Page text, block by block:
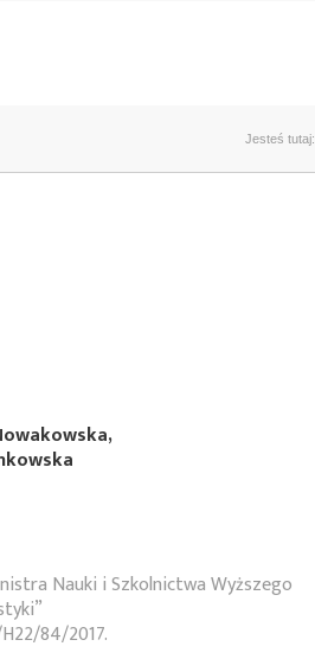
Jesteś tutaj:
Nauki i Szkolnictwa Wyższego
84/2017.